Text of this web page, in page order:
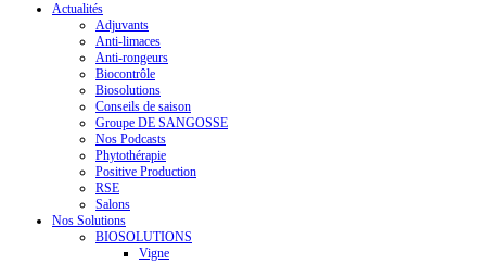
Actualités
Adjuvants
Anti-limaces
Anti-rongeurs
Biocontrôle
Biosolutions
Conseils de saison
Groupe DE SANGOSSE
Nos Podcasts
Phytothérapie
Positive Production
RSE
Salons
Nos Solutions
BIOSOLUTIONS
Vigne